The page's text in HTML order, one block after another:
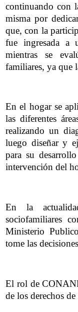
continuando con
misma por
que, con la
fue ingresada a
mientras se
familiares, ya que
En el hogar se
las diferentes
realizando un
luego diseñar y
para su
intervención del
En la
sociofamiliares
Ministerio
tome las
El rol de
de los derechos